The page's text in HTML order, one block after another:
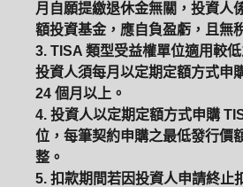
月自願提繳退休金無關，投資人
額投資基金，應自負盈虧，且無
3. TISA 類型受益權單位適用較
投資人須每月以定期定額方式申
24 個月以上。
4. 投資人以定期定額方式申購
位，每筆契約申購之最低發行價
整。
5. 扣款期間若因投資人申請終止